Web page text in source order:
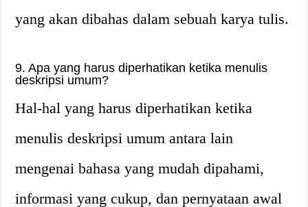
yang akan dibahas dalam sebuah karya tulis.
9. Apa yang harus diperhatikan ketika menulis
deskripsi umum?
Hal-hal yang harus diperhatikan ketika
menulis deskripsi umum antara lain
mengenai bahasa yang mudah dipahami,
informasi yang cukup, dan pernyataan awal